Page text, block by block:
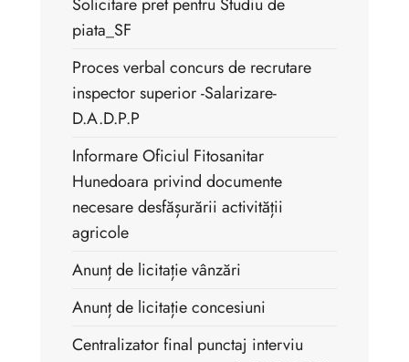
Solicitare pret pentru Studiu de
piata_SF
Proces verbal concurs de recrutare
inspector superior -Salarizare-
D.A.D.P.P
Informare Oficiul Fitosanitar
Hunedoara privind documente
necesare desfășurării activității
agricole
Anunț de licitație vânzări
Anunț de licitație concesiuni
Centralizator final punctaj interviu